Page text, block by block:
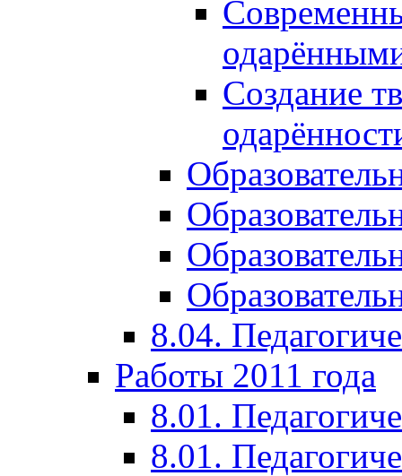
Создание
8.04.
Работы 2011 года
8.01.
8.01.